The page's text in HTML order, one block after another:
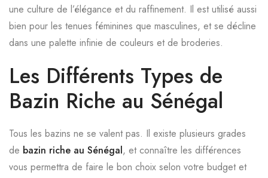
une culture de l’élégance et du raffinement. Il est utilisé aussi
bien pour les tenues féminines que masculines, et se décline
dans une palette infinie de couleurs et de broderies.
Les Différents Types de
Bazin Riche au Sénégal
Tous les bazins ne se valent pas. Il existe plusieurs grades
de bazin riche au Sénégal, et connaître les différences
vous permettra de faire le bon choix selon votre budget et